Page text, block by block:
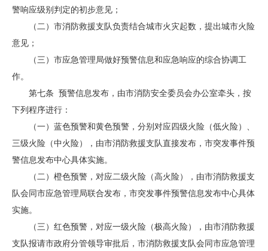
警响应级别判定的初步意见；
（二）市消防救援支队负责结合城市火灾起数，提出城市火险
意见；
（三）市应急管理局做好预警信息和应急响应的综合协调工
作。
第七条 预警信息发布，由市消防安全委员会办公室牵头，按
下列程序进行：
（一）蓝色预警和黄色预警，分别对应四级火险（低火险）、
三级火险（中火险），由市消防救援支队直接发布，市突发事件预
警信息发布中心具体实施。
（二）橙色预警，对应二级火险（高火险），由市消防救援支
队会同市应急管理局联合发布，市突发事件预警信息发布中心具体
实施。
（三）红色预警，对应一级火险（极高火险），由市消防救援
支队报请市政府分管领导审批后，市消防救援支队会同市应急管理